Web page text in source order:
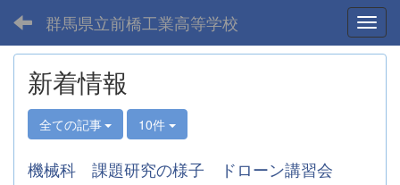
群馬県立前橋工業高等学校
新着情報
全ての記事 10件
機械科 課題研究の様子 ドローン講習会